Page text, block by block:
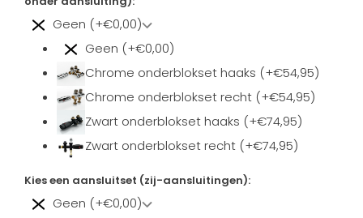
Geen (+€0,00)
Geen (+€0,00)
Chrome onderblokset haaks (+€54,95)
Chrome onderblokset recht (+€54,95)
Zwart onderblokset haaks (+€74,95)
Zwart onderblokset recht (+€74,95)
Kies een aansluitset (zij-aansluitingen):
Geen (+€0,00)